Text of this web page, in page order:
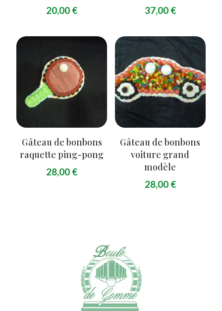
20,00 € 37,00 €
Gâteau de bonbons
raquette ping-pong
28,00 €
Gâteau de bonbons
voiture grand
modèle
28,00 €